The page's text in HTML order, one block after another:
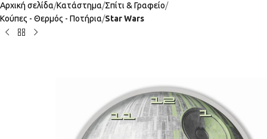
Αρχική σελίδα Κατάστημα Σπίτι & Γραφείο
Κούπες - Θερμός - Ποτήρια Star Wars